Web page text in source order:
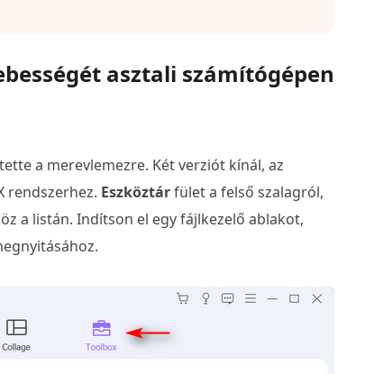
asztali számítógépen
a merevlemezre. Két verziót kínál, az
rendszerhez. Eszköztárfület a felső szalagról,
a listán. Indítson el egy fájlkezelő ablakot,